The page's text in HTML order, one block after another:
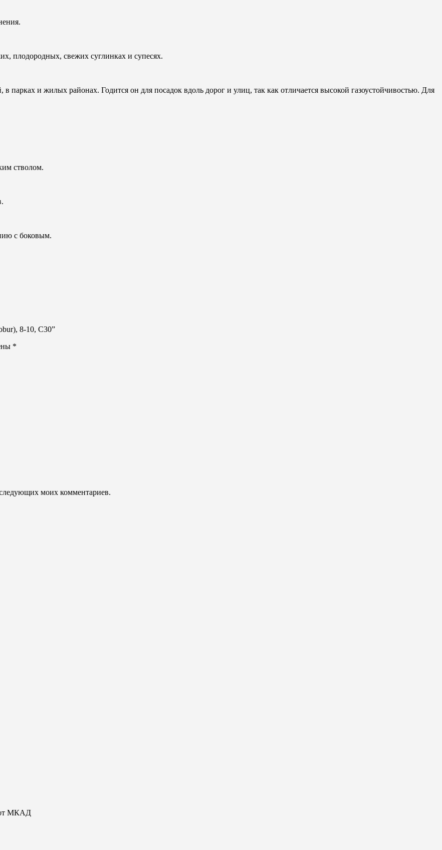
плодородных, свежих суглинках и супесях.
парках и жилых районах. Годится он для посадок вдоль дорог и улиц, так как отличается высокой газоустойчивостью. Для
стволом.
с боковым.
8-10, С30”
*
моих комментариев.
от МКАД